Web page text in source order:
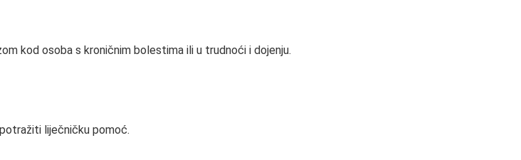
kod osoba s kroničnim bolestima ili u trudnoći i dojenju.
liječničku pomoć.